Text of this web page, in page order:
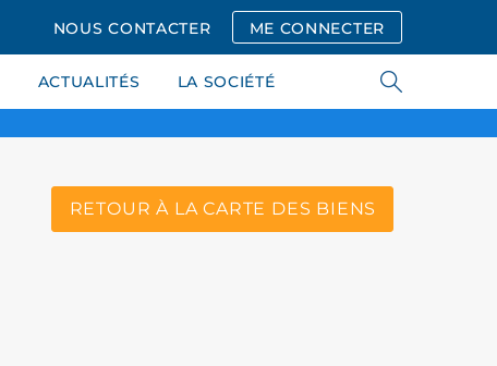
NOUS CONTACTER ME CONNECTER
ACTUALITÉS LA SOCIÉTÉ
RETOUR À LA CARTE DES BIENS